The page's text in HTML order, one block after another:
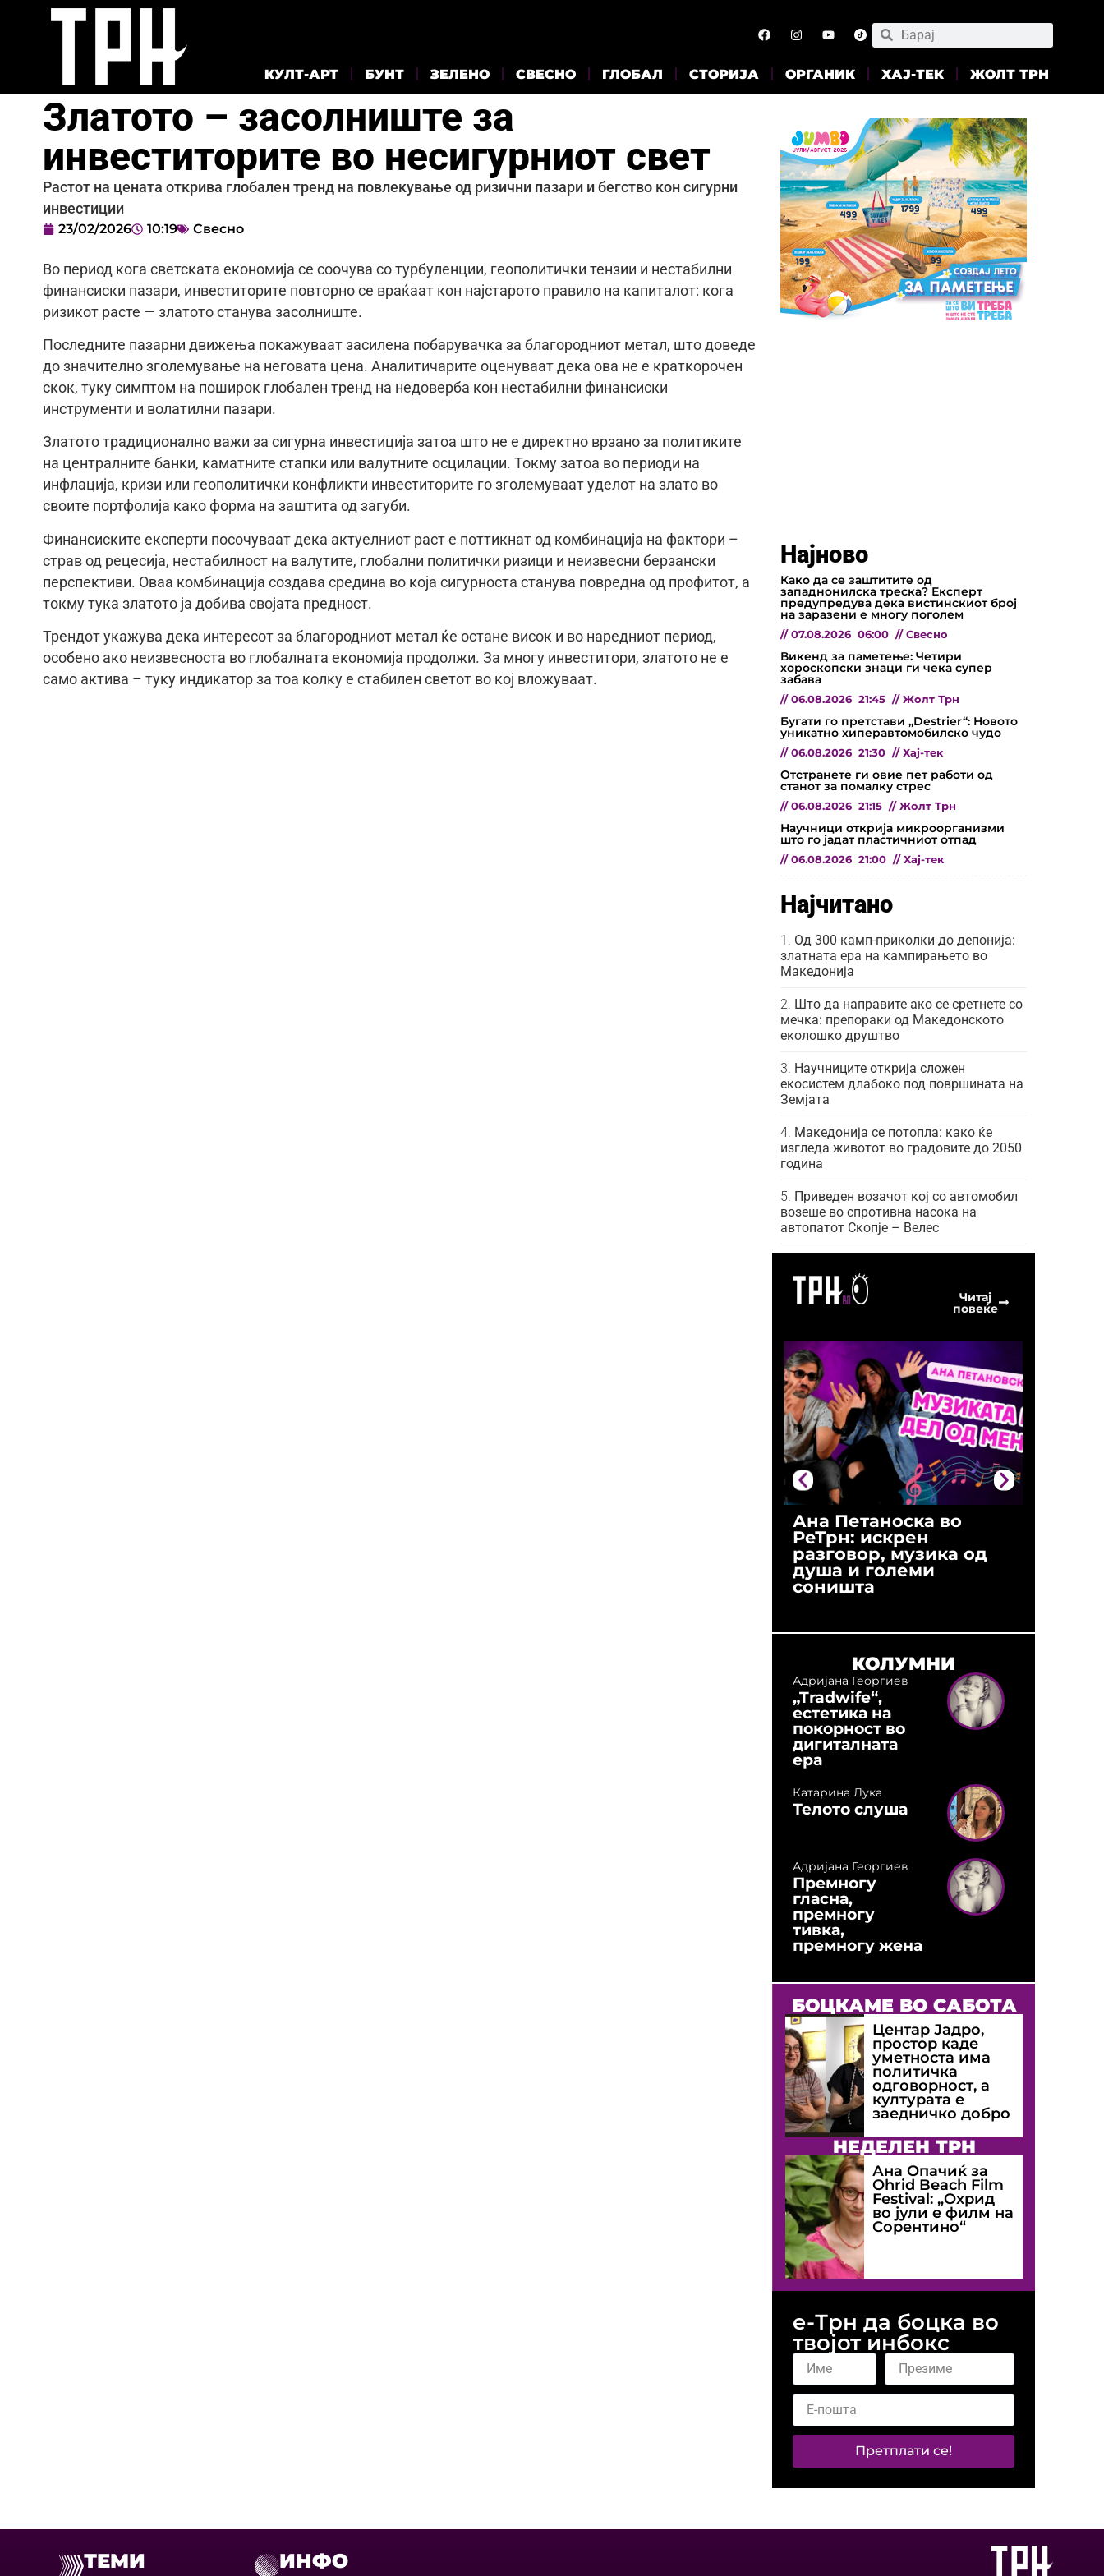
КУЛТ-АРТ БУНТ ЗЕЛЕНО СВЕСНО ГЛОБАЛ СТОРИЈА ОРГАНИК ХАЈ-ТЕК ЖОЛТ ТРН
Златото – засолниште за
инвеститорите во несигурниот свет
Растот на цената открива глобален тренд на повлекување од ризични пазари и бегство кон сигурни
инвестиции
23/02/2026 10:19 Свесно
Во период кога светската економија се соочува со турбуленции, геополитички тензии и нестабилни
финансиски пазари, инвеститорите повторно се враќаат кон најстарото правило на капиталот: кога
ризикот расте — златото станува засолниште.
Последните пазарни движења покажуваат засилена побарувачка за благородниот метал, што доведе
до значително зголемување на неговата цена. Аналитичарите оценуваат дека ова не е краткорочен
скок, туку симптом на поширок глобален тренд на недоверба кон нестабилни финансиски
инструменти и волатилни пазари.
Златото традиционално важи за сигурна инвестиција затоа што не е директно врзано за политиките
на централните банки, каматните стапки или валутните осцилации. Токму затоа во периоди на
инфлација, кризи или геополитички конфликти инвеститорите го зголемуваат уделот на злато во
своите портфолија како форма на заштита од загуби.
Финансиските експерти посочуваат дека актуелниот раст е поттикнат од комбинација на фактори –
страв од рецесија, нестабилност на валутите, глобални политички ризици и неизвесни берзански
перспективи. Оваа комбинација создава средина во која сигурноста станува повредна од профитот, а
токму тука златото ја добива својата предност.
Трендот укажува дека интересот за благородниот метал ќе остане висок и во наредниот период,
особено ако неизвесноста во глобалната економија продолжи. За многу инвеститори, златото не е
само актива – туку индикатор за тоа колку е стабилен светот во кој вложуваат.
Најново
Како да се заштитите од
западнонилска треска? Експерт
предупредува дека вистинскиот број
на заразени е многу поголем
// 07.08.2026 06:00 // Свесно
Викенд за паметење: Четири
хороскопски знаци ги чека супер
забава
// 06.08.2026 21:45 // Жолт Трн
Бугати го претстави „Destrier“: Новото
уникатно хиперавтомобилско чудо
// 06.08.2026 21:30 // Хај-тек
Отстранете ги овие пет работи од
станот за помалку стрес
// 06.08.2026 21:15 // Жолт Трн
Научници открија микроорганизми
што го јадат пластичниот отпад
// 06.08.2026 21:00 // Хај-тек
Најчитано
Од 300 камп-приколки до депонија:
златната ера на кампирањето во
Македонија
Што да направите ако се сретнете со
мечка: препораки од Македонското
еколошко друштво
Научниците открија сложен
екосистем длабоко под површината на
Земјата
Македонија се потопла: како ќе
изгледа животот во градовите до 2050
година
Приведен возачот кој со автомобил
возеше во спротивна насока на
автопатот Скопје – Велес
Читај
повеќе
Ана Петаноска во
РеТрн: искрен
разговор, музика од
душа и големи
соништа
КОЛУМНИ
Адријана Георгиев
„Tradwife“,
естетика на
покорност во
дигиталната
ера
Катарина Лука
Телото слуша
Адријана Георгиев
Премногу
гласна,
премногу
тивка,
премногу жена
БОЦКАМЕ ВО САБОТА
Центар Јадро,
простор каде
уметноста има
политичка
одговорност, а
културата е
заедничко добро
НЕДЕЛЕН ТРН
Ана Опачиќ за
Оhrid Beach Film
Festival: „Охрид
во јули е филм на
Сорентино“
е-Трн да боцка во
твојот инбокс
Претплати се!
ТЕМИ ИНФО